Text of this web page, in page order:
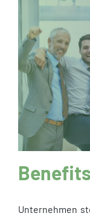
Benefits
Unternehmen